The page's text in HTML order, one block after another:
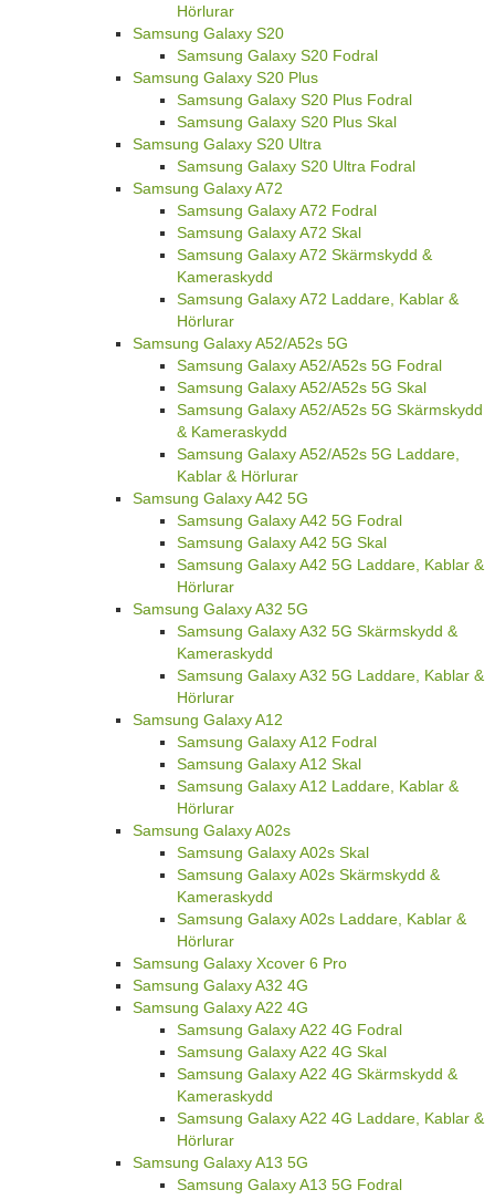
Hörlurar
Samsung Galaxy S20
Samsung Galaxy S20 Fodral
Samsung Galaxy S20 Plus
Samsung Galaxy S20 Plus Fodral
Samsung Galaxy S20 Plus Skal
Samsung Galaxy S20 Ultra
Samsung Galaxy S20 Ultra Fodral
Samsung Galaxy A72
Samsung Galaxy A72 Fodral
Samsung Galaxy A72 Skal
Samsung Galaxy A72 Skärmskydd &
Kameraskydd
Samsung Galaxy A72 Laddare, Kablar &
Hörlurar
Samsung Galaxy A52/A52s 5G
Samsung Galaxy A52/A52s 5G Fodral
Samsung Galaxy A52/A52s 5G Skal
Samsung Galaxy A52/A52s 5G Skärmskydd
& Kameraskydd
Samsung Galaxy A52/A52s 5G Laddare,
Kablar & Hörlurar
Samsung Galaxy A42 5G
Samsung Galaxy A42 5G Fodral
Samsung Galaxy A42 5G Skal
Samsung Galaxy A42 5G Laddare, Kablar &
Hörlurar
Samsung Galaxy A32 5G
Samsung Galaxy A32 5G Skärmskydd &
Kameraskydd
Samsung Galaxy A32 5G Laddare, Kablar &
Hörlurar
Samsung Galaxy A12
Samsung Galaxy A12 Fodral
Samsung Galaxy A12 Skal
Samsung Galaxy A12 Laddare, Kablar &
Hörlurar
Samsung Galaxy A02s
Samsung Galaxy A02s Skal
Samsung Galaxy A02s Skärmskydd &
Kameraskydd
Samsung Galaxy A02s Laddare, Kablar &
Hörlurar
Samsung Galaxy Xcover 6 Pro
Samsung Galaxy A32 4G
Samsung Galaxy A22 4G
Samsung Galaxy A22 4G Fodral
Samsung Galaxy A22 4G Skal
Samsung Galaxy A22 4G Skärmskydd &
Kameraskydd
Samsung Galaxy A22 4G Laddare, Kablar &
Hörlurar
Samsung Galaxy A13 5G
Samsung Galaxy A13 5G Fodral